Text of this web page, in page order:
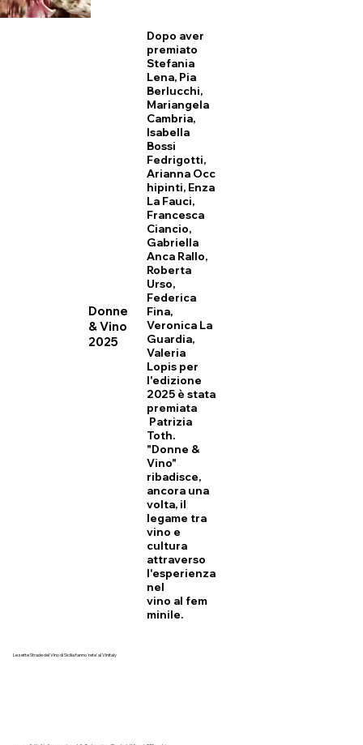
Le sette Strade del Vino di Sicilia fanno 'rete' al Vinitaly
Donne
& Vino
2025
Dopo aver
premiato
Stefania
Lena, Pia
Berlucchi,
Mariangela
Cambria,
Isabella
Bossi
Fedrigotti,
Arianna Occ
hipinti, Enza
La Fauci,
Francesca
Ciancio,
Gabriella
Anca Rallo,
Roberta
Urso,
Federica
Fina,
Veronica La
Guardia,
Valeria
Lopis per
l'edizione
2025 è stata
premiata
Patrizia
Toth.
"Donne &
Vino"
ribadisce,
ancora una
volta, il
legame tra
vino e
cultura
attraverso
l'esperienza
nel
vino al fem
minile.